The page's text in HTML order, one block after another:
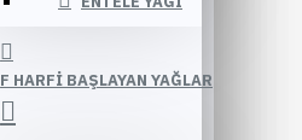
F HARFI BAŞLAYAN YAĞLAR